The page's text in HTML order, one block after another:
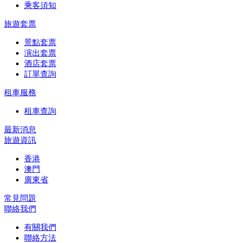
乘客須知
旅遊套票
景點套票
演出套票
酒店套票
訂單查詢
租車服務
租車查詢
最新消息
旅遊資訊
香港
澳門
廣東省
常見問題
聯絡我們
有關我們
聯絡方法